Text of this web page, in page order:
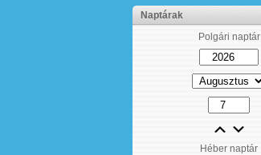
Naptárak
Polgári naptár
Héber naptár